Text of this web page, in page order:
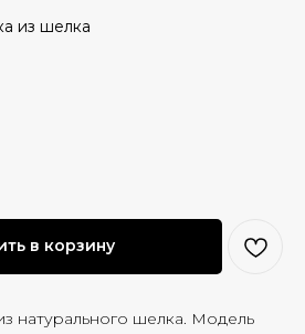
из шелка
в корзину
натурального шелка. Модель